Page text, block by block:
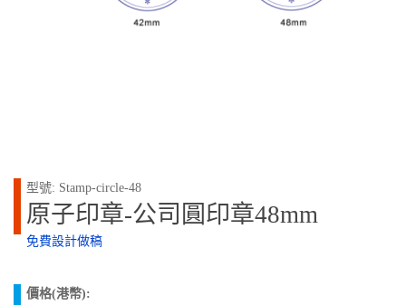
型號: Stamp-circle-48
原子印章-公司圓印章48mm
免費設計做稿
價格(港幣):